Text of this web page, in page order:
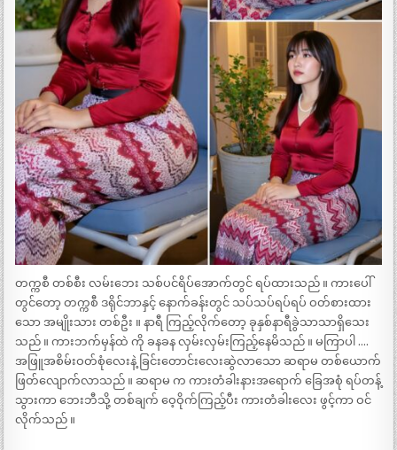
တက္ကစီ တစ်စီး လမ်းဘေး သစ်ပင်ရိပ်အောက်တွင် ရပ်ထားသည် ။ ကားပေါ်
တွင်တော့ တက္ကစီ ဒရိုင်ဘာနှင့် နောက်ခန်းတွင် သပ်သပ်ရပ်ရပ် ဝတ်စားထား
သော အမျိုးသား တစ်ဦး ။ နာရီ ကြည့်လိုက်တော့ ခုနှစ်နာရီခွဲသာသာရှိသေး
သည် ။ ကားဘက်မှန်ထဲ ကို ခနခန လှမ်းလှမ်းကြည့်နေမိသည် ။ မကြာပါ ….
အဖြူအစိမ်းဝတ်စုံလေးနဲ့ ခြင်းတောင်းလေးဆွဲလာသော ဆရာမ တစ်ယောက်
ဖြတ်လျောက်လာသည် ။ ဆရာမ က ကားတံခါးနားအရောက် ခြေအစုံ ရပ်တန့်
သွားကာ ဘေးဘီသို့ တစ်ချက် ဝေ့ဝိုက်ကြည့်ပီး ကားတံခါးလေး ဖွင့်ကာ ဝင်
လိုက်သည် ။